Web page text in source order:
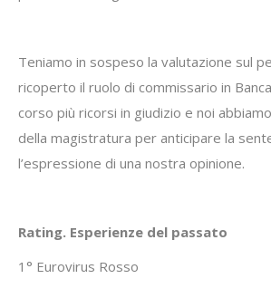
Teniamo in sospeso la valutazione sul
ricoperto il ruolo di commissario in Banca
corso più ricorsi in giudizio e noi
della magistratura per anticipare la
l’espressione di una nostra opinione.
Rating. Esperienze del passato
1° Eurovirus Rosso